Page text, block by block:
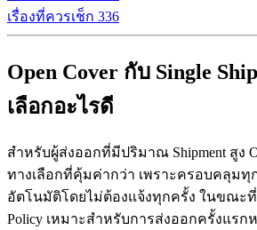
เรื่องที่ควรเช็ก 336
Open Cover กับ Single
เลือกอะไรดี
สำหรับผู้ส่งออกที่มีปริมาณ Shipment สูง
ทางเลือกที่คุ้มค่ากว่า เพราะครอบคลุมทุก
อัตโนมัติโดยไม่ต้องแจ้งทุกครั้ง ในขณะที่
Policy เหมาะสำหรับการส่งออกครั้งแร